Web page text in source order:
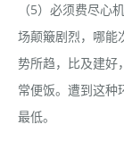
（5）必须费尽心
场颠簸剧烈，哪能
势所趋，比及建好
常便饭。遭到这种
最低。